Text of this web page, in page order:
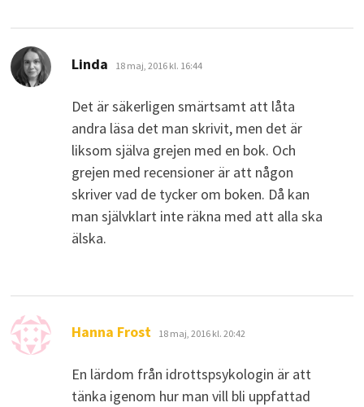
Linda skriver:
18 maj, 2016 kl. 16:44
Det är säkerligen smärtsamt att låta
andra läsa det man skrivit, men det är
liksom själva grejen med en bok. Och
grejen med recensioner är att någon
skriver vad de tycker om boken. Då kan
man självklart inte räkna med att alla ska
älska.
Hanna Frost skriver:
18 maj, 2016 kl. 20:42
En lärdom från idrottspsykologin är att
tänka igenom hur man vill bli uppfattad